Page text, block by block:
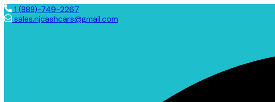
1 (888)-749-2267
sales.njcashcars@gmail.com